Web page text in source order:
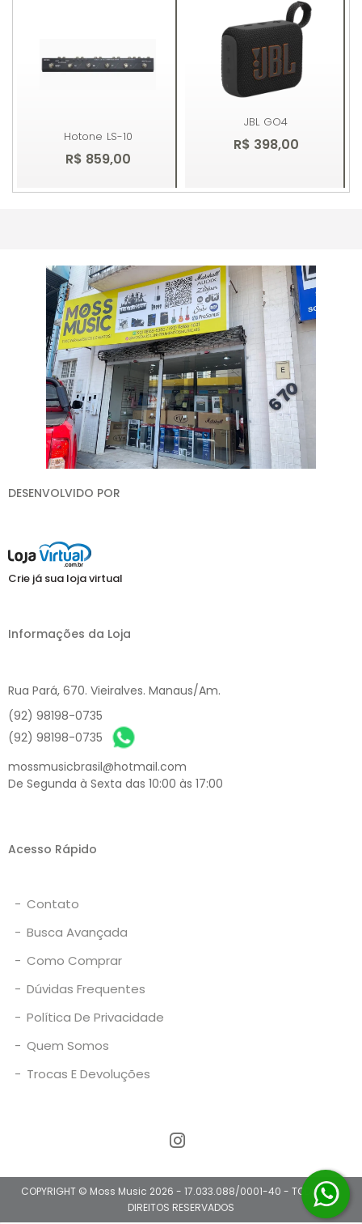
Hotone LS-10
R$ 859,00
JBL GO4
R$ 398,00
DESENVOLVIDO POR
Crie já sua loja virtual
Informações da Loja
Rua Pará, 670. Vieiralves. Manaus/Am.
(92) 98198-0735
(92) 98198-0735
mossmusicbrasil@hotmail.com
De Segunda à Sexta das 10:00 às 17:00
Acesso Rápido
- Contato
- Busca Avançada
- Como Comprar
- Dúvidas Frequentes
- Política De Privacidade
- Quem Somos
- Trocas E Devoluções
COPYRIGHT © Moss Music 2026 - 17.033.088/0001-40 - TODOS OS
DIREITOS RESERVADOS